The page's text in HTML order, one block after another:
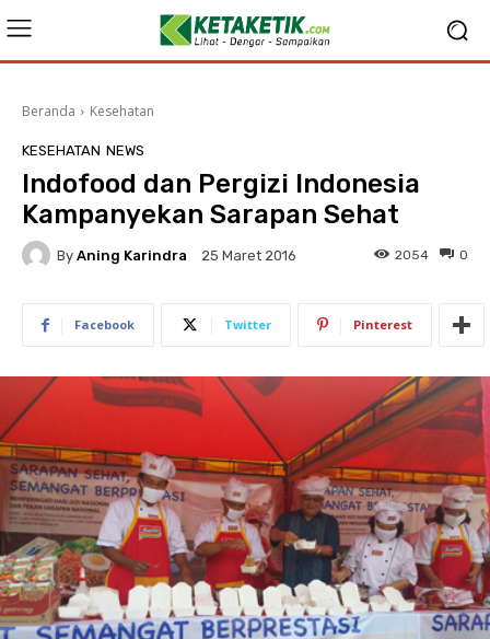
Beranda Kesehatan
KESEHATAN NEWS
Indofood dan Pergizi Indonesia
Kampanyekan Sarapan Sehat
By Aning Karindra 25 Maret 2016 0
2054
Facebook Twitter Pinterest